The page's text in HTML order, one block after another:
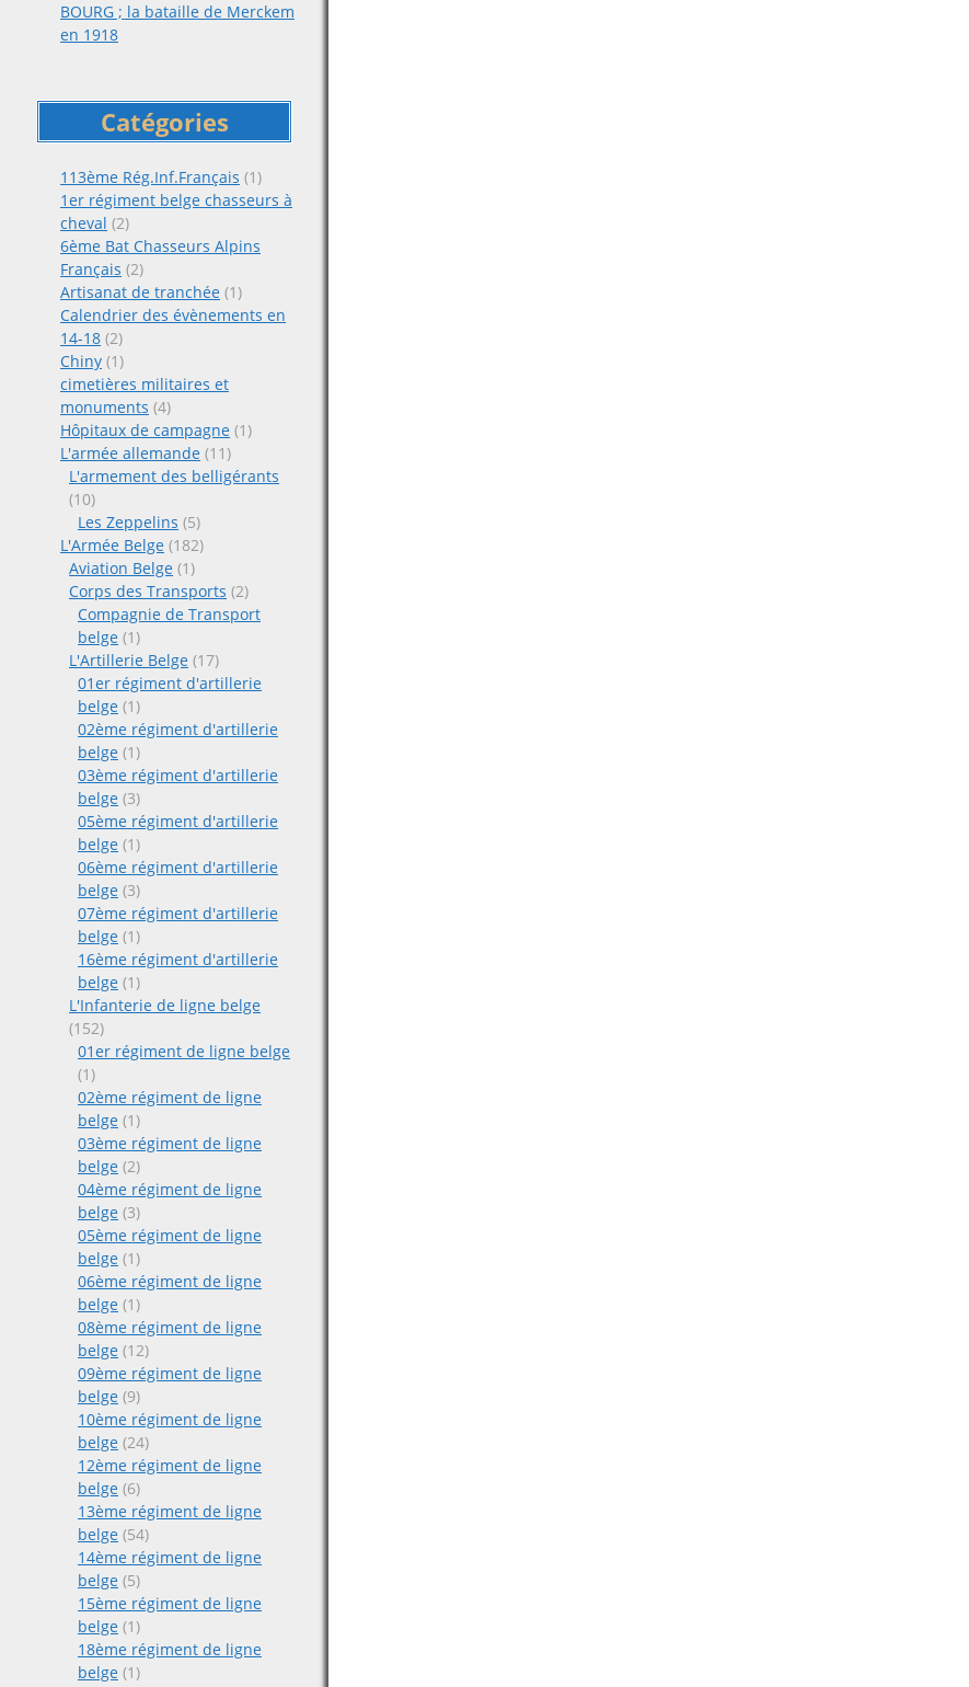
BOURG ; la bataille de Merckem
en 1918
Catégories
113ème Rég.Inf.Français (1)
1er régiment belge chasseurs à
cheval (2)
6ème Bat Chasseurs Alpins
Français (2)
Artisanat de tranchée (1)
Calendrier des évènements en
14-18 (2)
Chiny (1)
cimetières militaires et
monuments (4)
Hôpitaux de campagne (1)
L'armée allemande (11)
L'armement des belligérants
(10)
Les Zeppelins (5)
L'Armée Belge (182)
Aviation Belge (1)
Corps des Transports (2)
Compagnie de Transport
belge (1)
L'Artillerie Belge (17)
01er régiment d'artillerie
belge (1)
02ème régiment d'artillerie
belge (1)
03ème régiment d'artillerie
belge (3)
05ème régiment d'artillerie
belge (1)
06ème régiment d'artillerie
belge (3)
07ème régiment d'artillerie
belge (1)
16ème régiment d'artillerie
belge (1)
L'Infanterie de ligne belge
(152)
01er régiment de ligne belge
(1)
02ème régiment de ligne
belge (1)
03ème régiment de ligne
belge (2)
04ème régiment de ligne
belge (3)
05ème régiment de ligne
belge (1)
06ème régiment de ligne
belge (1)
08ème régiment de ligne
belge (12)
09ème régiment de ligne
belge (9)
10ème régiment de ligne
belge (24)
12ème régiment de ligne
belge (6)
13ème régiment de ligne
belge (54)
14ème régiment de ligne
belge (5)
15ème régiment de ligne
belge (1)
18ème régiment de ligne
belge (1)